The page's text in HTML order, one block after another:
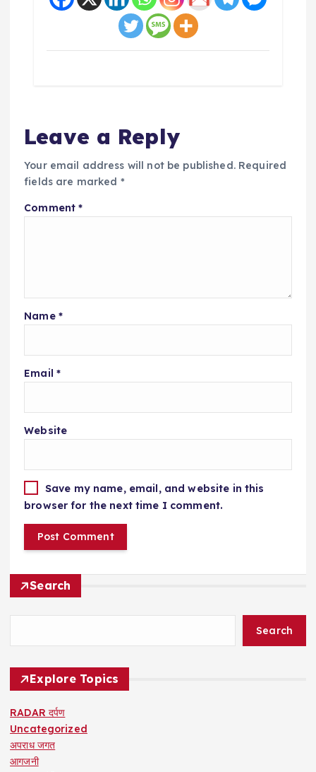
Leave a Reply
Your email address will not be published. Required
fields are marked *
Comment*
Name *
Email *
Website
Save my name, email, and website in this
browser for the next time I comment.
Search
Search
Explore Topics
RADAR दर्पण
Uncategorized
अपराध जगत
आगजनी